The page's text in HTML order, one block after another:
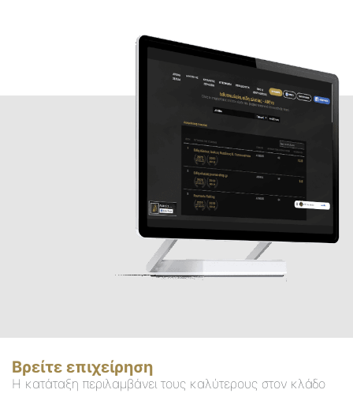
Βρείτε επιχείρηση
Η κατάταξη περιλαμβάνει τους καλύτερους στον κλάδο